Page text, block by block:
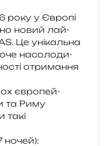
року у Європі
новий лай­
Це уні­каль­на
насо­ло­ди­
отри­ма­н­ня
євро­пей­
та Риму
такі
ночей):